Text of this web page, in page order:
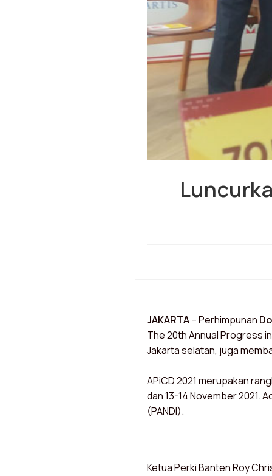
JAKARTA– Perhimpunan
The 20th Annual Progress
Jakarta selatan, juga
APiCD 2021 merupakan
dan 13-14 November 2021.
(PANDI).
Ketua Perki Banten Roy